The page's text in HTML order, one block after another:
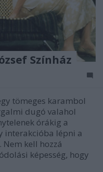
Színház
tömeges karambol
dugó valahol
órákig a
interakcióba lépni a
kell hozzá
képesség, hogy